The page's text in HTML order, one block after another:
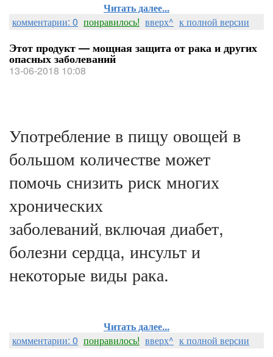
Читать далее...
комментарии: 0 понравилось! вверх^ к полной версии
Этот продукт — мощная защита от рака и других
опасных заболеваний
13-06-2018 10:08
Употребление в пищу овощей в
большом количестве может
помочь снизить риск многих
хронических
заболеваний, включая диабет,
болезни сердца, инсульт и
некоторые виды рака.
Читать далее...
комментарии: 0 понравилось! вверх^ к полной версии